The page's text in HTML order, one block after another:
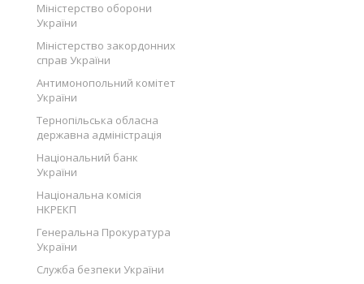
Міністерство оборони
України
Міністерство закордонних
справ України
Антимонопольний комітет
України
Тернопільська обласна
державна адміністрація
Національний банк
України
Національна комісія
НКРЕКП
Генеральна Прокуратура
України
Служба безпеки України